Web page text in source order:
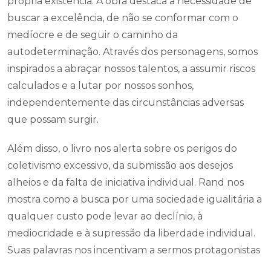
buscar a excelência, de não se conformar com o
medíocre e de seguir o caminho da
autodeterminação. Através dos personagens, somos
inspirados a abraçar nossos talentos, a assumir riscos
calculados e a lutar por nossos sonhos,
independentemente das circunstâncias adversas
que possam surgir.
Além disso, o livro nos alerta sobre os perigos do
coletivismo excessivo, da submissão aos desejos
alheios e da falta de iniciativa individual. Rand nos
mostra como a busca por uma sociedade igualitária a
qualquer custo pode levar ao declínio, à
mediocridade e à supressão da liberdade individual.
Suas palavras nos incentivam a sermos protagonistas